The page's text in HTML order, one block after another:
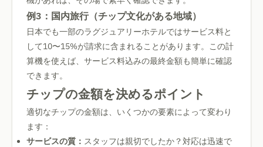
例3：国内旅行（チップ文化がある地域）
日本でも一部のラグジュアリーホテルではサービス料と
して10〜15%が請求に含まれることがあります。この計
算機を使えば、サービス料込みの最終金額も簡単に確認
できます。
チップの金額を決めるポイント
適切なチップの金額は、いくつかの要素によって変わり
ます：
サービスの質： スタッフは親切でしたか？対応は迅速で